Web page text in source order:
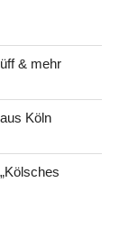
& mehr
Köln